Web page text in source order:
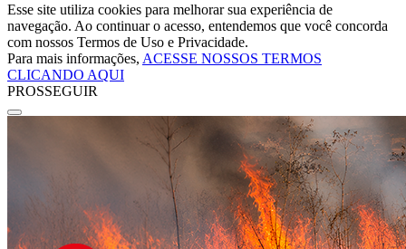
Esse site utiliza cookies para melhorar sua experiência de
navegação. Ao continuar o acesso, entendemos que você concorda
com nossos Termos de Uso e Privacidade.
Para mais informações, ACESSE NOSSOS TERMOS
CLICANDO AQUI
PROSSEGUIR